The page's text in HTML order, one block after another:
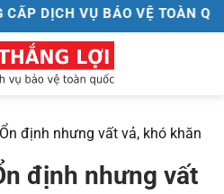
DỊCH VỤ BẢO VỆ TOÀN
định nhưng vất vả, khó khăn
định nhưng vất